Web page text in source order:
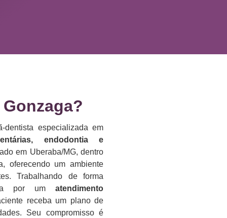
especializada em
endodontia e
em Uberaba/MG, dentro
oferecendo um ambiente
Trabalhando de forma
por um atendimento
receba um plano de
Seu compromisso é